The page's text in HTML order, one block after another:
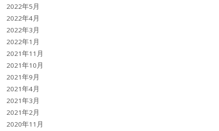
2022年5月
2022年4月
2022年3月
2022年1月
2021年11月
2021年10月
2021年9月
2021年4月
2021年3月
2021年2月
2020年11月